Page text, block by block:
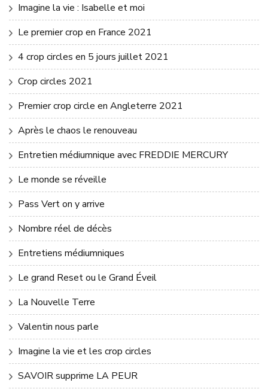
Imagine la vie : Isabelle et moi
Le premier crop en France 2021
4 crop circles en 5 jours juillet 2021
Crop circles 2021
Premier crop circle en Angleterre 2021
Après le chaos le renouveau
Entretien médiumnique avec FREDDIE MERCURY
Le monde se réveille
Pass Vert on y arrive
Nombre réel de décès
Entretiens médiumniques
Le grand Reset ou le Grand Éveil
La Nouvelle Terre
Valentin nous parle
Imagine la vie et les crop circles
SAVOIR supprime LA PEUR